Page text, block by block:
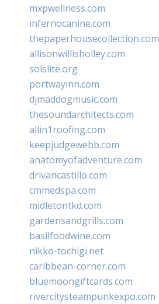
mxpwellness.com
infernocanine.com
thepaperhousecollection.com
allisonwillisholley.com
solslite.org
portwayinn.com
djmaddogmusic.com
thesoundarchitects.com
allin1roofing.com
keepjudgewebb.com
anatomyofadventure.com
drivancastillo.com
cmmedspa.com
midletontkd.com
gardensandgrills.com
basilfoodwine.com
nikko-tochigi.net
caribbean-corner.com
bluemoongiftcards.com
rivercitysteampunkexpo.com